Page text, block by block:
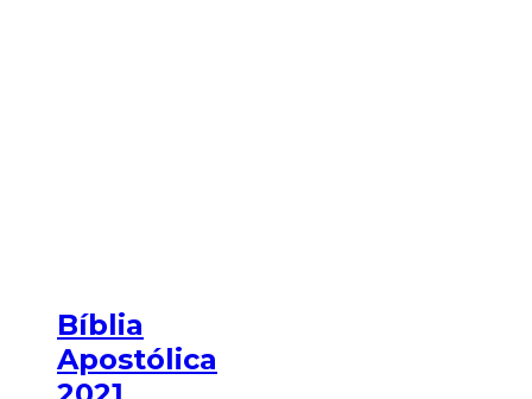
Bíblia
Apostólica